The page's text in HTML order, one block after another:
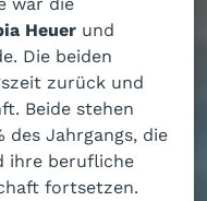
Heuer und
Die beiden
zurück und
Beide stehen
Jahrgangs, die
ihre berufliche
fortsetzen.